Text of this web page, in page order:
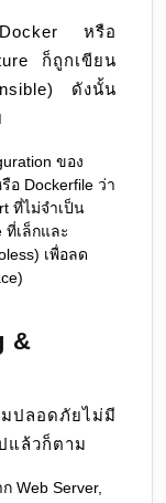
หรือ
ก็ถูกเขียน
ดังนั้น
ของ
อ Dockerfile ว่า
ที่ไม่จำเป็น
ที่เล็กและ
เพื่อลด
&
ปลอดภัยไม่มี
แล้วก็ตาม
Web Server,